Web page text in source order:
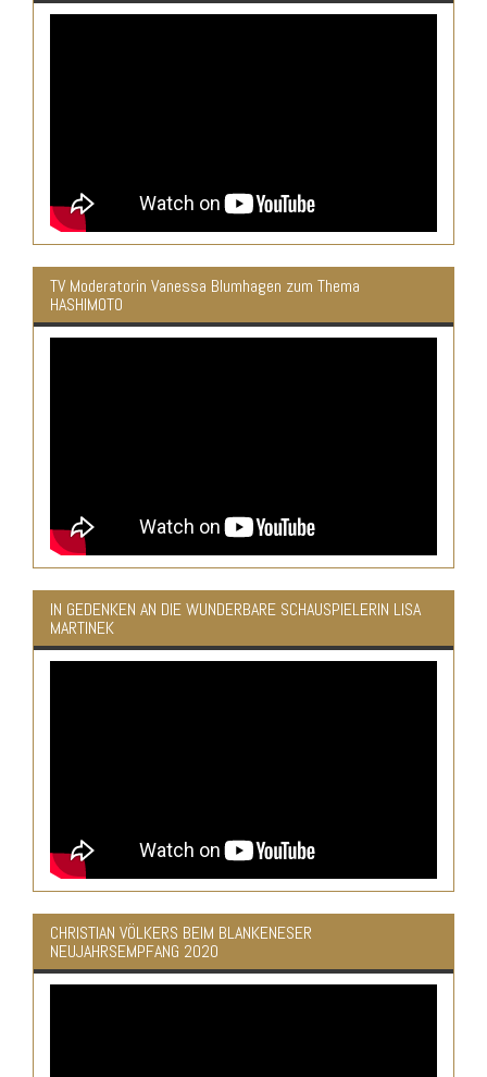
TV Moderatorin Vanessa Blumhagen zum Thema
HASHIMOTO
IN GEDENKEN AN DIE WUNDERBARE SCHAUSPIELERIN LISA
MARTINEK
CHRISTIAN VÖLKERS BEIM BLANKENESER
NEUJAHRSEMPFANG 2020